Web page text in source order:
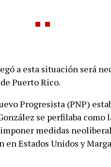
a esta situación será
Puerto Rico.
Progresista (PNP)
se perfilaba como
medidas
en Estados Unidos y